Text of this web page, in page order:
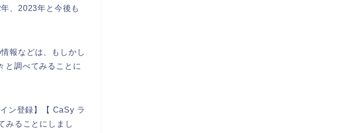
、2023年と今後も
報などは、もしかし
と調べてみることに
ン登録】【 CaSy ラ
みることにしまし